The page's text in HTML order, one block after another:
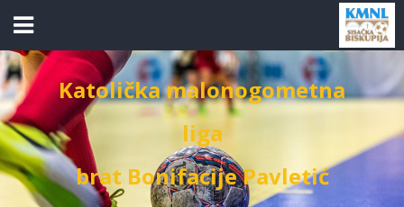
Katolička malonogometna
liga
brat Bonifacije Pavletić